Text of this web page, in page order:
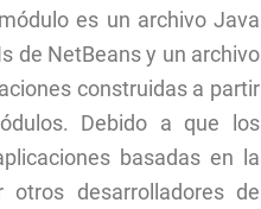
es un archivo Java
de NetBeans y un archivo
construidas a partir
Debido a que los
basadas en la
otros desarrolladores de